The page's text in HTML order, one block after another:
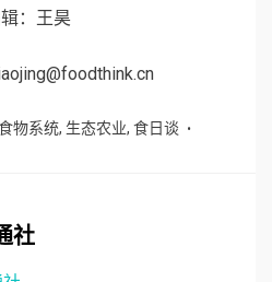
：王昊
物系统, 生态农业, 食日谈
社